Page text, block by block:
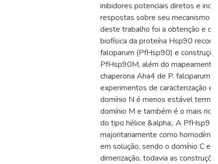
inibidores potenciais diretos e
respostas sobre seu mecanismo
deste trabalho foi a obtenção e
biofísica da proteína Hsp90
falciparum (PfHsp90) e
PfHsp90M, além do mapeamento
chaperona Aha4 de P. falciparum
experimentos de caracterização
domínio N é menos estável
domínio M e também é o mais
do tipo hélice &alpha;. A
majoritariamente como
em solução, sendo o domínio C
dimerização, todavia as